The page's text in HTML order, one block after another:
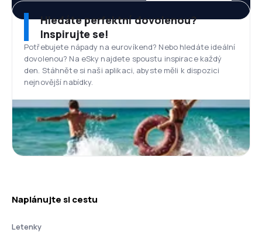
Hledáte perfektní dovolenou?
Inspirujte se!
Potřebujete nápady na eurovíkend? Nebo hledáte ideální
dovolenou? Na eSky najdete spoustu inspirace každý
den. Stáhněte si naši aplikaci, abyste měli k dispozici
nejnovější nabídky.
Naplánujte si cestu
Letenky